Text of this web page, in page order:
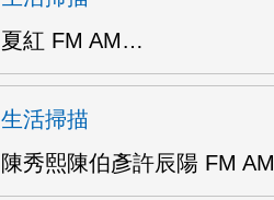
夏紅 FM AM…
生活掃描
陳秀熙陳伯彥許辰陽 FM AM